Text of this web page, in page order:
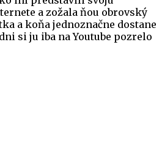
a zožala ňou obrovský
a koňa jednoznačne dostane
si ju iba na Youtube pozrelo